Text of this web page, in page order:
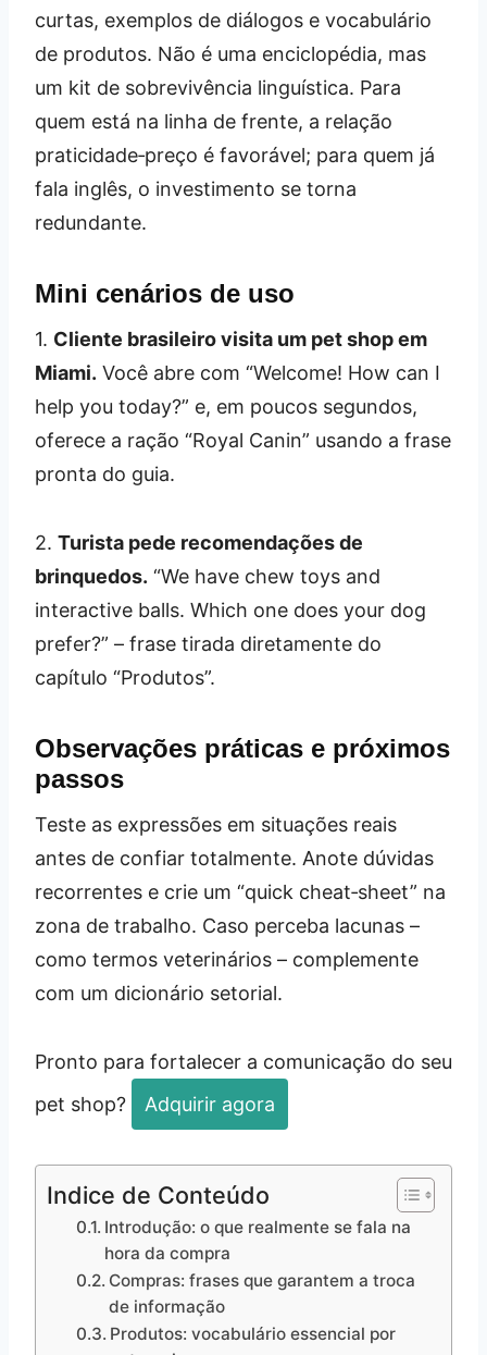
curtas, exemplos de diálogos e vocabulário
de produtos. Não é uma enciclopédia, mas
um kit de sobrevivência linguística. Para
quem está na linha de frente, a relação
praticidade‑preço é favorável; para quem já
fala inglês, o investimento se torna
redundante.
Mini cenários de uso
1. Cliente brasileiro visita um pet shop em
Miami. Você abre com “Welcome! How can I
help you today?” e, em poucos segundos,
oferece a ração “Royal Canin” usando a frase
pronta do guia.
2. Turista pede recomendações de
brinquedos. “We have chew toys and
interactive balls. Which one does your dog
prefer?” – frase tirada diretamente do
capítulo “Produtos”.
Observações práticas e próximos
passos
Teste as expressões em situações reais
antes de confiar totalmente. Anote dúvidas
recorrentes e crie um “quick cheat‑sheet” na
zona de trabalho. Caso perceba lacunas –
como termos veterinários – complemente
com um dicionário setorial.
Pronto para fortalecer a comunicação do seu
pet shop?
Adquirir agora
Indice de Conteúdo
Introdução: o que realmente se fala na
hora da compra
Compras: frases que garantem a troca
de informação
Produtos: vocabulário essencial por